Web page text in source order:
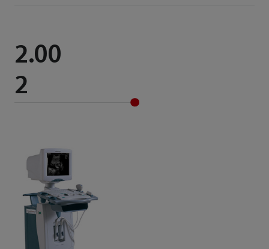
2.00
2